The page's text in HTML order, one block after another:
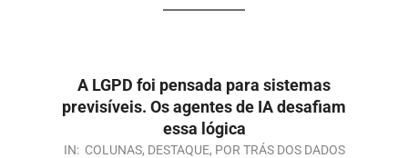
A LGPD foi pensada para sistemas
previsíveis. Os agentes de IA desafiam
essa lógica
IN: COLUNAS, DESTAQUE, POR TRÁS DOS DADOS